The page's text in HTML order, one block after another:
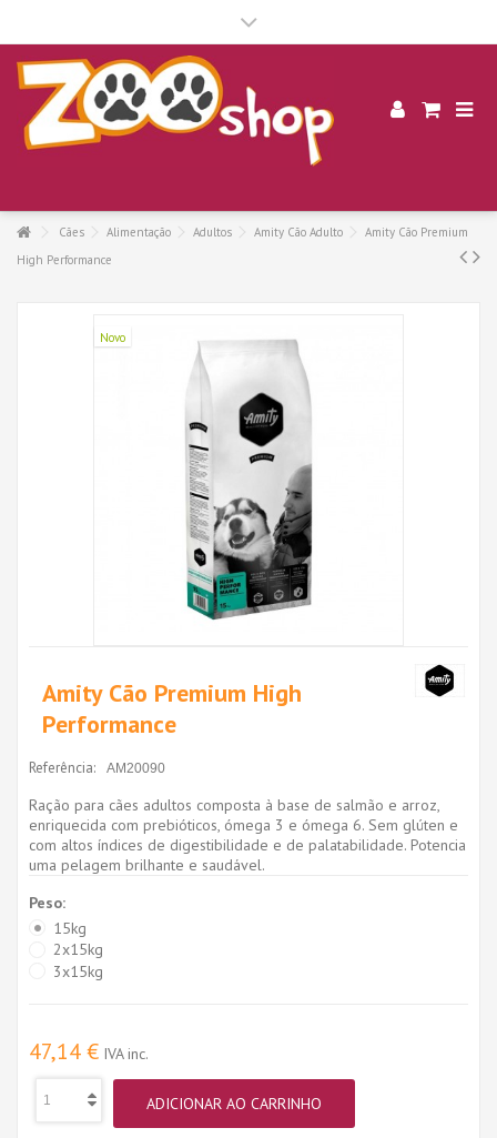
Cães Alimentação Adultos Amity Cão Adulto
Amity Cão Premium
High Performance
Novo
Amity Cão Premium High
Performance
Referência: AM20090
Ração para cães adultos composta à base de salmão e arroz,
enriquecida com prebióticos, ómega 3 e ómega 6. Sem glúten e
com altos índices de digestibilidade e de palatabilidade. Potencia
uma pelagem brilhante e saudável.
Peso:
15kg
2x15kg
3x15kg
47,14 € IVA inc.
ADICIONAR AO CARRINHO